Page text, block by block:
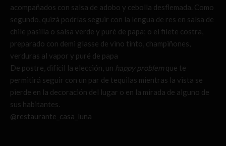
acompañados con salsa de adobo y cebolla desflemada. Como
segundo, quizá podrías seguir con la lengua de res en salsa de
chile pasilla o salsa verde y puré de papa; o el filete costra,
preparado con demi glasse de vino tinto, champiñones,
verduras al vapor y puré de papa
De postre, difícil la elección, un happy problem que te
permitirá seguir con un par de tequilas mientras la vista se
pierde en la decoración del lugar o en la mirada de alguno de
sus habitantes.
@restaurante_casa_luna